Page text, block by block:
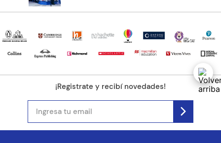
¡Registrate y recibí novedades!